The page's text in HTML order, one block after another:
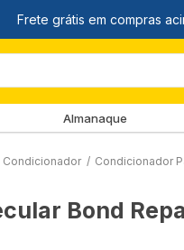
Almanaque
Condicionador / Condicionador
Bond